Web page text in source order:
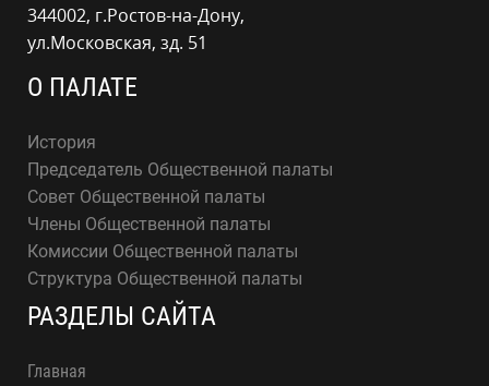
344002, г.Ростов-на-Дону,
ул.Московская, зд. 51
О ПАЛАТЕ
История
Председатель Общественной палаты
Совет Общественной палаты
Члены Общественной палаты
Комиссии Общественной палаты
Структура Общественной палаты
РАЗДЕЛЫ САЙТА
Главная